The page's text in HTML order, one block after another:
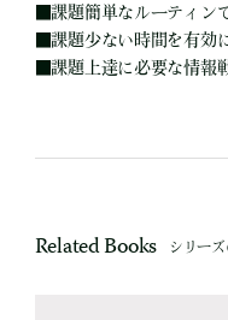
■課題簡単なルーティン
■課題少ない時間を有効
■課題上達に必要な情報
Related Books シリー